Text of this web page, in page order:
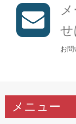
せ
お問
メニュー